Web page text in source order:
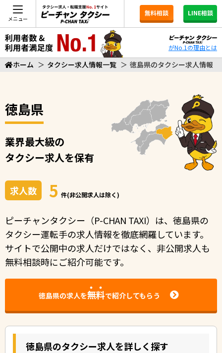
メニュー
無料相談 LINE相談
がNo.1の理由とは
ホーム ＞ タクシー求人情報一覧 ＞ 徳島県のタクシー求人情報
徳島県
業界最大級の
タクシー求人を保有
求人数 5 件(非公開求人は除く)
ピーチャンタクシー（P-CHAN TAXI）は、徳島県の
タクシー運転手の求人情報を徹底網羅しています。
サイトで公開中の求⼈だけではなく、⾮公開求⼈も
無料相談時にご紹介可能です。
徳島県の求人を無料で紹介してもらう
徳島県のタクシー求人を詳しく探す